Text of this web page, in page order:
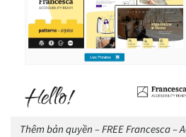
Thêm bản quyền – FREE Francesca –